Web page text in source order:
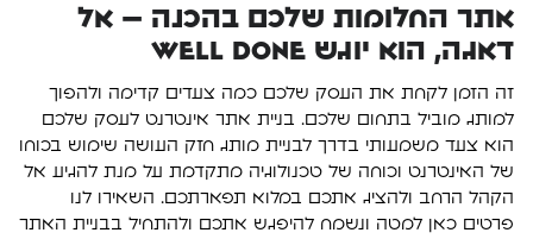
אתר החלומות שלכם בהכנה – אל
דאגה, הוא יוגש Well Done
זה הזמן לקחת את העסק שלכם כמה צעדים קדימה ולהפוך
למותג מוביל בתחום שלכם. בניית אתר אינטרנט לעסק שלכם
הוא צעד משמעותי בדרך לבניית מותג חזק העושה שימוש בכוחו
של האינטרנט וכוחה של טכנולוגיה מתקדמת על מנת להגיע אל
הקהל הרחב ולהציג אתכם במלוא תפארתכם. השאירו לנו
פרטים כאן למטה ונשמח להיפגש אתכם ולהתחיל בבניית האתר